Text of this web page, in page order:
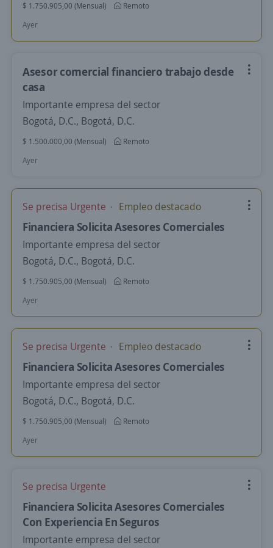
$ 1.750.905,00 (Mensual)
Remoto
Ayer
Asesor comercial financiero trabajo desde
casa
Importante empresa del sector
Bogotá, D.C., Bogotá, D.C.
$ 1.500.000,00 (Mensual)
Remoto
Ayer
Se precisa Urgente Empleo destacado
Financiera Solicita Asesores Comerciales
Importante empresa del sector
Bogotá, D.C., Bogotá, D.C.
$ 1.750.905,00 (Mensual)
Remoto
Ayer
Se precisa Urgente Empleo destacado
Financiera Solicita Asesores Comerciales
Importante empresa del sector
Bogotá, D.C., Bogotá, D.C.
$ 1.750.905,00 (Mensual)
Remoto
Ayer
Se precisa Urgente
Financiera Solicita Asesores Comerciales
Con Experiencia En Seguros
Importante empresa del sector